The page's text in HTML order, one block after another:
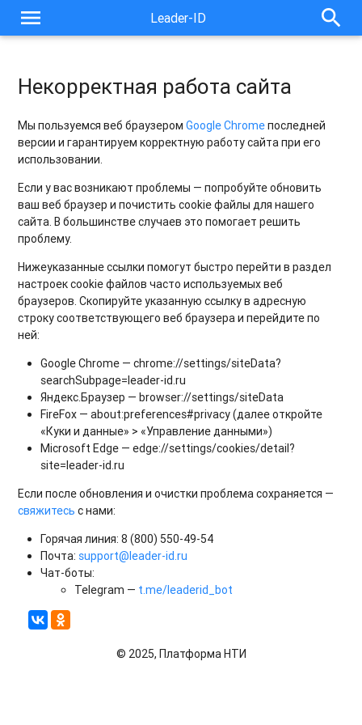
menu Leader-ID search
Некорректная работа сайта
Мы пользуемся веб браузеромGoogleChromeпоследней
версии и гарантируем корректную работу сайта при его
использовании.
Если у вас возникают проблемы — попробуйте обновить
ваш веб браузер и почистить cookie файлы для нашего
сайта. В большинстве случаев это помогает решить
проблему.
Нижеуказанные ссылки помогут быстро перейти в раздел
настроек cookie файлов часто используемых веб
браузеров. Скопируйте указанную ссылку в адресную
строку соответствующего веб браузера и перейдите по
ней:
Google Chrome —chrome://settings/siteData?
searchSubpage=leader-id.ru
Яндекс.Браузер —browser://settings/siteData
FireFox —about:preferences#privacy(далее откройте
«Куки и данные» > «Управление данными»)
Microsoft Edge —edge://settings/cookies/detail?
site=leader-id.ru
Если после обновления и очистки проблема сохраняется —
свяжитесь с нами:
Горячая линия: 8 (800) 550-49-54
Почта: support@leader-id.ru
Чат-боты:
Telegram — t.me/leaderid_bot
© 2025, Платформа НТИ